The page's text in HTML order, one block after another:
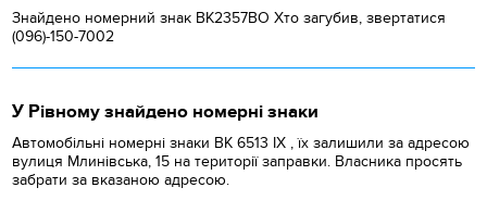
Знайдено номерний знак ВК2357ВО Хто загубив, звертатися
(096)-150-7002
У Рівному знайдено номерні знаки
Автомобільні номерні знаки BK 6513 IX , їх залишили за адресою
вулиця Млинівська, 15 на території заправки. Власника просять
забрати за вказаною адресою.